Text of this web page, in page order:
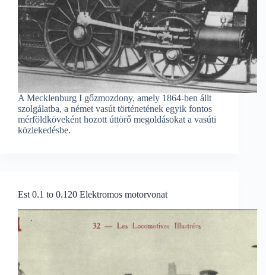
A Mecklenburg I gőzmozdony, amely 1864-ben állt
szolgálatba, a német vasút történetének egyik fontos
mérföldköveként hozott úttörő megoldásokat a vasúti
közlekedésbe.
Est 0.1 to 0.120 Elektromos motorvonat